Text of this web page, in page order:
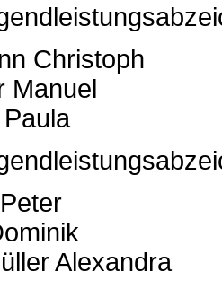
Christoph
Manuel
Alexandra